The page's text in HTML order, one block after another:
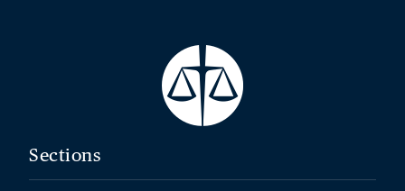
Sections